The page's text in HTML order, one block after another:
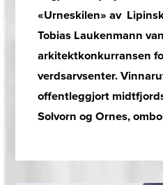
«Urneskilen» av
Tobias Laukenmann
arkitektkonkurransen
verdsarvsenter.
offentleggjort
Solvorn og Ornes,